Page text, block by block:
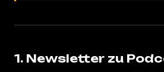
1. Newsletter zu